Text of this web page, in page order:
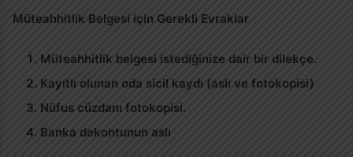
Müteahhitlik Belgesi için Gerekli Evraklar
Müteahhitlik belgesi istediğinize dair bir dilekçe.
Kayıtlı olunan oda sicil kaydı (aslı ve fotokopisi)
Nüfus cüzdanı fotokopisi.
Banka dekontunun aslı